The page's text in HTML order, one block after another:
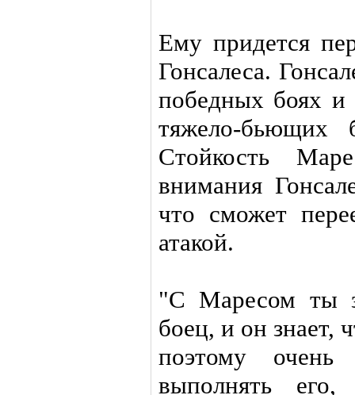
Ему придется
Гонсалеса.
победных боях и
тяжело-бьющих
Стойкость
внимания
что сможет
атакой.
"С Маресом ты
боец, и он знает,
поэтому
выполнять